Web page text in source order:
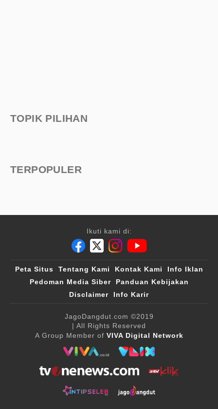
TOPIK PILIHAN
TERPOPULER
Ikuti kami di:
Peta Situs Tentang Kami Kontak Kami
Info Iklan
Pedoman Media Siber
Panduan Kebijakan
Disclaimer
Info Karir
JagoDangdut.com ©2019
| All Rights Reserved
A Group Member of VIVA Digital Network